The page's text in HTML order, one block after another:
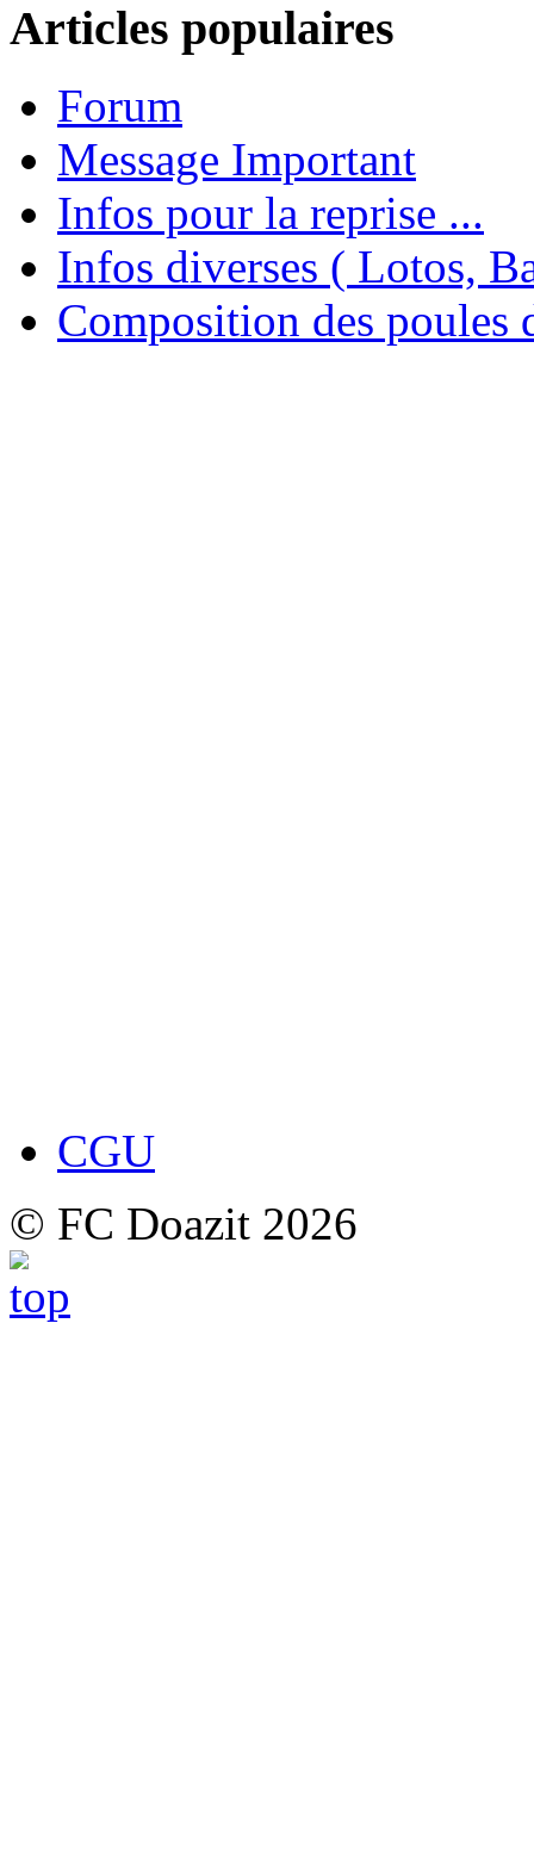
Articles populaires
Forum
Message Important
Infos pour la reprise ...
Infos diverses ( Lotos,
Composition des poules
CGU
© FC Doazit 2026